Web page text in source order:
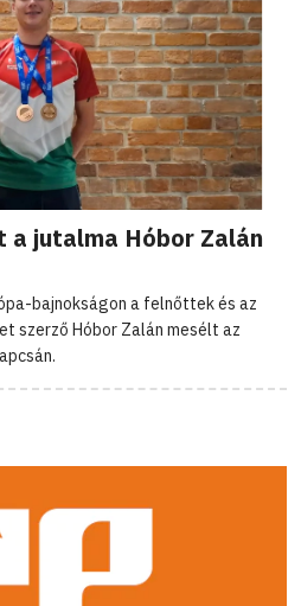
a jutalma Hóbor Zalán
bajnokságon a felnőttek és az
szerző Hóbor Zalán mesélt az